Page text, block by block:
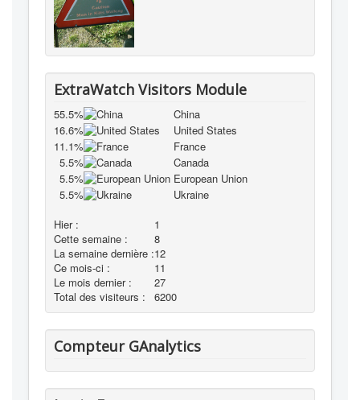
ExtraWatch Visitors Module
55.5%
China
16.6%
United States
11.1%
France
5.5%
Canada
5.5%
European Union
5.5%
Ukraine
Hier :
1
Cette semaine :
8
La semaine dernière :12
Ce mois-ci :
11
Le mois dernier :
27
Total des visiteurs :
6200
Compteur GAnalytics